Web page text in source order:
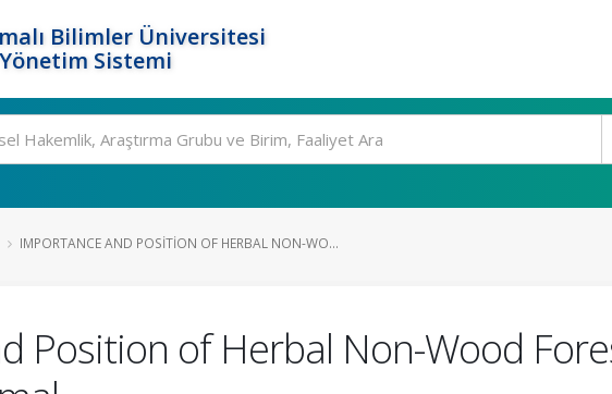
Bilimler Üniversitesi
Sistemi
IMPORTANCE AND POSITION OF HERBAL NON-WO...
Position of Herbal Non-Wood